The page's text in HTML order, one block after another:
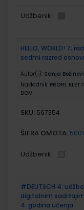
Udžbenik
HELLO, WORLD! 7;
sedmi razred
Autor(i): Sanja
Nakladnik: PROFIL
DOM
SKU: 567354
ŠIFRA OMOTA:
Udžbenik
#DEUTSCH 4;
digitalnim
4. godina učenja